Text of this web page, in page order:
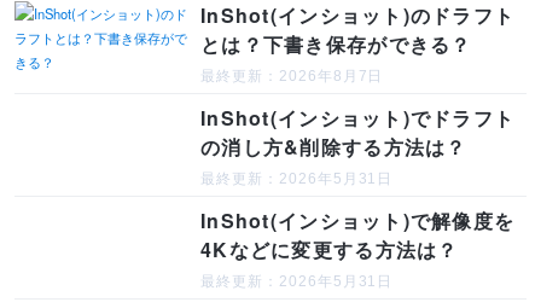
InShot(インショット)のドラフト
とは？下書き保存ができる？
最終更新：2026年8月7日
InShot(インショット)でドラフト
の消し方&削除する方法は？
最終更新：2026年5月31日
InShot(インショット)で解像度を
4Kなどに変更する方法は？
最終更新：2026年5月31日